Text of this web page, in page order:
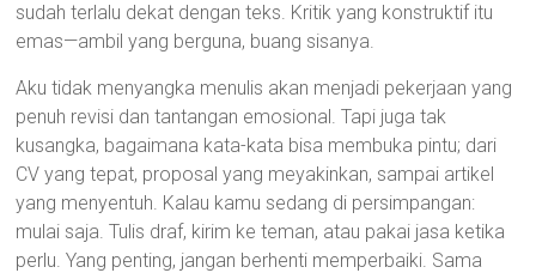
sudah terlalu dekat dengan teks. Kritik yang konstruktif itu
emas—ambil yang berguna, buang sisanya.
Aku tidak menyangka menulis akan menjadi pekerjaan yang
penuh revisi dan tantangan emosional. Tapi juga tak
kusangka, bagaimana kata-kata bisa membuka pintu; dari
CV yang tepat, proposal yang meyakinkan, sampai artikel
yang menyentuh. Kalau kamu sedang di persimpangan:
mulai saja. Tulis draf, kirim ke teman, atau pakai jasa ketika
perlu. Yang penting, jangan berhenti memperbaiki. Sama